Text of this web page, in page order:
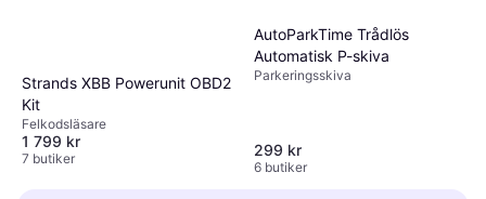
Strands XBB Powerunit OBD2
Kit
Felkodsläsare
1 799 kr
7 butiker
AutoParkTime Trådlös
Automatisk P-skiva
Parkeringsskiva
299 kr
6 butiker